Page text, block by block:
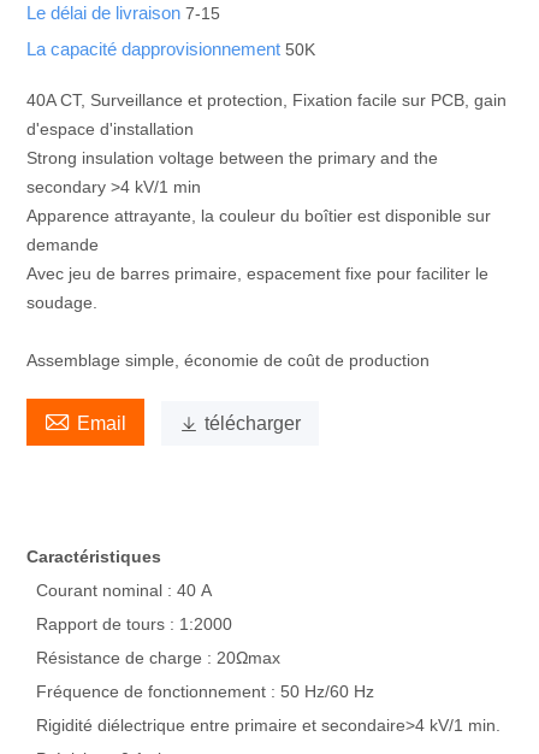
Le délai de livraison7-15
La capacité dapprovisionnement50K
40A CT, Surveillance et protection, Fixation facile sur PCB, gain
d'espace d'installation
Strong insulation voltage between the primary and the
secondary >4 kV/1 min
Apparence attrayante, la couleur du boîtier est disponible sur
demande
Avec jeu de barres primaire, espacement fixe pour faciliter le
soudage.
Assemblage simple, économie de coût de production
 Email  télécharger
Caractéristiques
Courant nominal : 40 A
Rapport de tours : 1:2000
Résistance de charge : 20Ωmax
Fréquence de fonctionnement : 50 Hz/60 Hz
Rigidité diélectrique entre primaire et secondaire>4 kV/1 min.